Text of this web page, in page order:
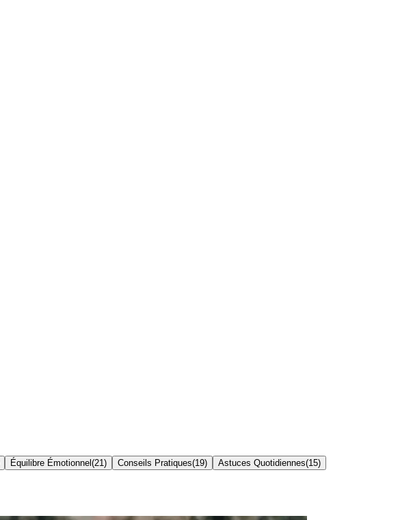
Équilibre Émotionnel (21 ) Conseils Pratiques(19) Astuces Quotidiennes(15)